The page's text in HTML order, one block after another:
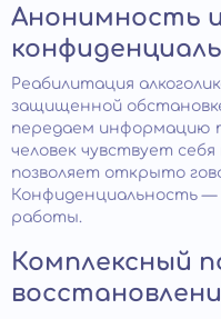
Анонимность и
Реабилитация
защищенной
передаем информацию
человек чувствует
позволяет открыто
Конфиденциальность
работы.
Комплексный